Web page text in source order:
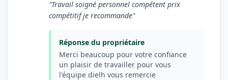
"Travail soigné personnel compétent prix
compétitif je recommande"
Réponse du propriétaire
Merci beaucoup pour votre confiance
un plaisir de travailler pour vous
l'équipe dielh vous remercie